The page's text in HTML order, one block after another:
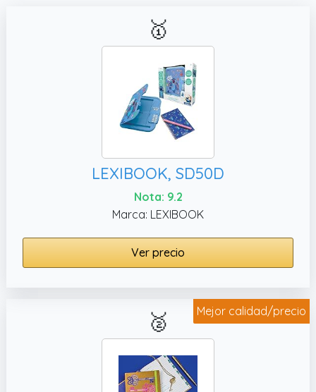
🥇
LEXIBOOK, SD50D
Nota: 9.2
Marca: LEXIBOOK
Ver precio
Mejor calidad/precio
🥈